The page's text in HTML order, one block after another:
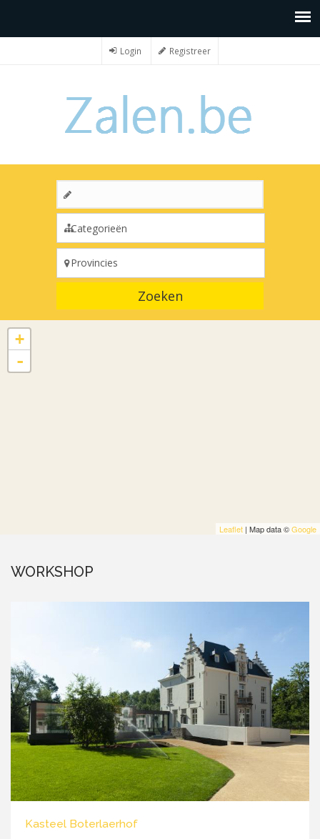
Login Registreer
Zoeken
+
-
Leaflet | Map data ©Google
WORKSHOP
Kasteel Boterlaerhof